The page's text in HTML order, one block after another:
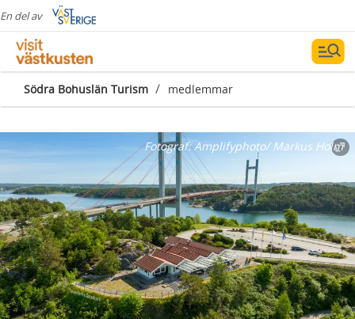
En del av
Södra Bohuslän Turism / medlemmar
Fotograf:Amplifyphoto/ Markus Holm